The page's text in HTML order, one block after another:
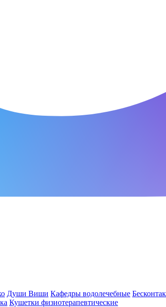
Души Виши Кафедры водолечебные
Кушетки физиотерапевтические